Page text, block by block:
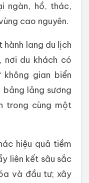
ngàn, hồ, thác,
cao nguyên.
lang du lịch
nơi du khách có
gian biển
bảng lảng sương
trong cùng một
hiệu quả tiềm
liên kết sâu sắc
và đầu tư; xây